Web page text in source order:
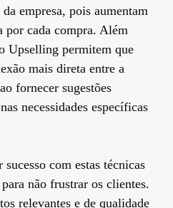
empresa, pois aumentam
por cada compra. Além
Upselling permitem que
mais direta entre a
fornecer sugestões
necessidades específicas
com estas técnicas
não frustrar os clientes.
relevantes e de qualidade